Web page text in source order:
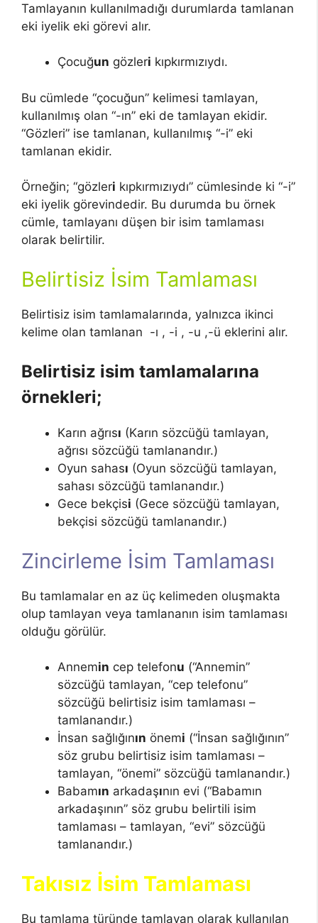
Tamlayanın kullanılmadığı durumlarda tamlanan
eki iyelik eki görevi alır.
Çocuğun gözleri kıpkırmızıydı.
Bu cümlede “çocuğun” kelimesi tamlayan,
kullanılmış olan “-ın” eki de tamlayan ekidir.
“Gözleri” ise tamlanan, kullanılmış “-i” eki
tamlanan ekidir.
Örneğin; “gözleri kıpkırmızıydı” cümlesinde ki “-i”
eki iyelik görevindedir. Bu durumda bu örnek
cümle, tamlayanı düşen bir isim tamlaması
olarak belirtilir.
Belirtisiz İsim Tamlaması
Belirtisiz isim tamlamalarında, yalnızca ikinci
kelime olan tamlanan -ı , -i , -u ,-ü eklerini alır.
Belirtisiz isim tamlamalarına
örnekleri;
Karın ağrısı (Karın sözcüğü tamlayan,
ağrısı sözcüğü tamlanandır.)
Oyun sahası (Oyun sözcüğü tamlayan,
sahası sözcüğü tamlanandır.)
Gece bekçisi (Gece sözcüğü tamlayan,
bekçisi sözcüğü tamlanandır.)
Zincirleme İsim Tamlaması
Bu tamlamalar en az üç kelimeden oluşmakta
olup tamlayan veya tamlananın isim tamlaması
olduğu görülür.
Annemin cep telefonu (“Annemin”
sözcüğü tamlayan, “cep telefonu”
sözcüğü belirtisiz isim tamlaması –
tamlanandır.)
İnsan sağlığının önemi (“İnsan sağlığının”
söz grubu belirtisiz isim tamlaması –
tamlayan, “önemi” sözcüğü tamlanandır.)
Babamın arkadaşının evi (“Babamın
arkadaşının” söz grubu belirtili isim
tamlaması – tamlayan, “evi” sözcüğü
tamlanandır.)
Takısız İsim Tamlaması
Bu tamlama türünde tamlayan olarak kullanılan